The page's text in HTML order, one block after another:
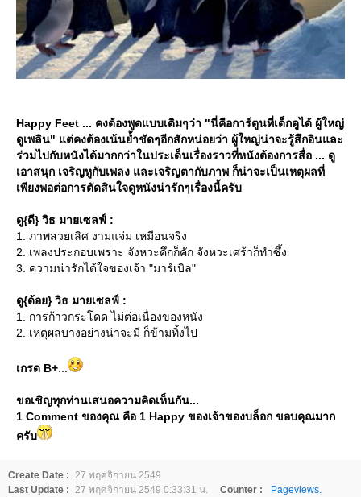
Happy Feet ... คงต้องพูดแบบเดิมๆว่า "นี่คือการ์ตูนที่เด็กดูได้ ผู้ใหญ่
ดูเพลิน" แต่คงต้องเน้นย้ำชัดๆอีกสักหน่อยว่า ผู้ใหญ่น่าจะรู้สึกอินและ
ร่วมไปกับหนังได้มากกว่าในประเด็นเรื่องราวที่หนังต้องการสื่อ ... ดู
เอาสนุก เจริญหูกับเพลง และเจริญตากับภาพ ก็น่าจะเป็นเหตุผลที่
เพียงพอต่อการตัดสินใจดูหนังน่ารักๆเรื่องนี้ครับ
ดู{ดี} วิธ มายเซลฟ์ :
1. ภาพสวยเลิศ งามแจ่ม เหมือนจริง
2. เพลงประกอบเพราะ จังหวะคึกก็คัก จังหวะเศร้าก็ทำซึ้ง
3. ความน่ารักได้ใจของเจ้า "มาร์เบิล"
ดู{ด้อย} วิธ มายเซลฟ์ :
1. การก้าวกระโดด ไม่ต่อเนื่องของหนัง
2. เหตุผลบางอย่างน่าจะมี ก็ข้ามทิ้งไป
เกรด B+
ขอเชิญทุกท่านเสนอความคิดเห็นกัน...
1 Comment ของคุณ คือ 1 Happy ของเจ้าของบล็อก ขอบคุณมาก
ครับ
Create Date : 27 พฤศจิกายน 2549
Last Update : 27 พฤศจิกายน 2549 0:33:31 น. Counter :
Pageviews.